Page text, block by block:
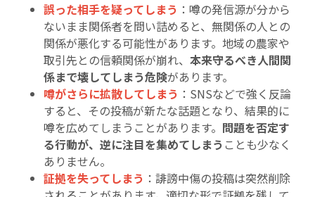
誤った相手を疑ってしまう ：噂の発信源が分から
ないまま関係者を問い詰めると、無関係の人との
関係が悪化する可能性があります。地域の農家や
取引先との信頼関係が崩れ、本来守るべき人間関
係まで壊してしまう危険があります。
噂がさらに拡散してしまう ：SNSなどで強く反論
すると、その投稿が新たな話題となり、結果的に
噂を広めてしまうことがあります。 問題を否定す
る行動が、逆に注目を集めてしまう ことも少なく
ありません。
証拠を失ってしまう ：誹謗中傷の投稿は突然削除